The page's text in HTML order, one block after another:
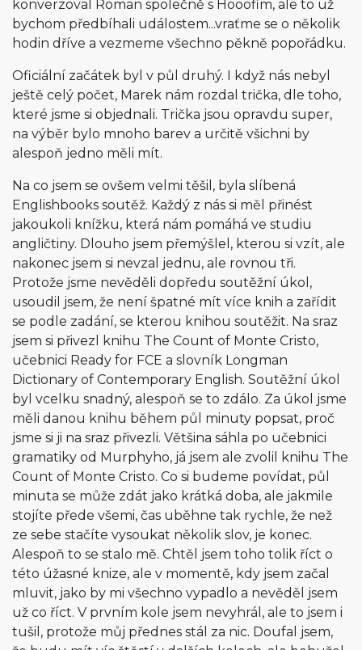
konverzoval Roman společně s Hooofim, ale to už
bychom předbíhali událostem...vraťme se o několik
hodin dříve a vezmeme všechno pěkně popořádku.
Oficiální začátek byl v půl druhý. I když nás nebyl
ještě celý počet, Marek nám rozdal trička, dle toho,
které jsme si objednali. Trička jsou opravdu super,
na výběr bylo mnoho barev a určitě všichni by
alespoň jedno měli mít.
Na co jsem se ovšem velmi těšil, byla slíbená
Englishbooks soutěž. Každý z nás si měl přinést
jakoukoli knížku, která nám pomáhá ve studiu
angličtiny. Dlouho jsem přemýšlel, kterou si vzít, ale
nakonec jsem si nevzal jednu, ale rovnou tři.
Protože jsme nevěděli dopředu soutěžní úkol,
usoudil jsem, že není špatné mít více knih a zařídit
se podle zadání, se kterou knihou soutěžit. Na sraz
jsem si přivezl knihu The Count of Monte Cristo,
učebnici Ready for FCE a slovník Longman
Dictionary of Contemporary English. Soutěžní úkol
byl vcelku snadný, alespoň se to zdálo. Za úkol jsme
měli danou knihu během půl minuty popsat, proč
jsme si ji na sraz přivezli. Většina sáhla po učebnici
gramatiky od Murphyho, já jsem ale zvolil knihu The
Count of Monte Cristo. Co si budeme povídat, půl
minuta se může zdát jako krátká doba, ale jakmile
stojíte přede všemi, čas uběhne tak rychle, že než
ze sebe stačíte vysoukat několik slov, je konec.
Alespoň to se stalo mě. Chtěl jsem toho tolik říct o
této úžasné knize, ale v momentě, kdy jsem začal
mluvit, jako by mi všechno vypadlo a nevěděl jsem
už co říct. V prvním kole jsem nevyhrál, ale to jsem i
tušil, protože můj přednes stál za nic. Doufal jsem,